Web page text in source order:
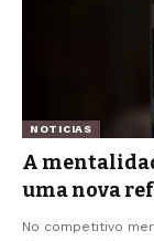
NOTICIAS
A
uma nova
No competitivo